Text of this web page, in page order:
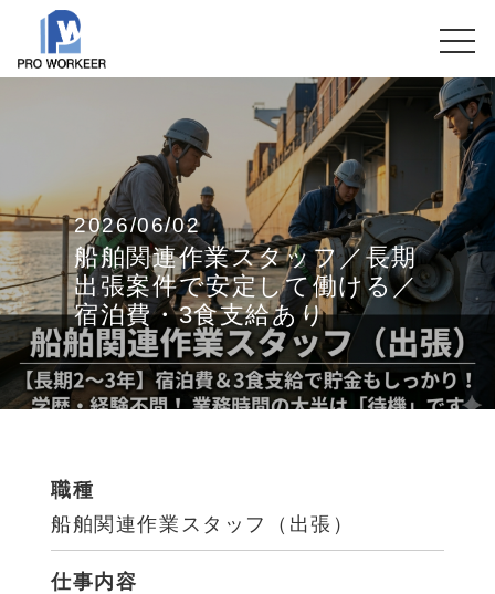
2026/06/02
船舶関連作業スタッフ／長期
出張案件で安定して働ける／
宿泊費・3食支給あり
職種
船舶関連作業スタッフ（出張）
仕事内容